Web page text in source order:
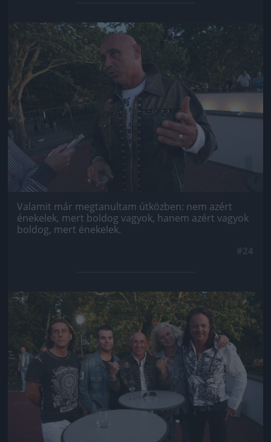
Jön még kép!
Valamit már megtanultam útközben: nem azért
énekelek, mert boldog vagyok, hanem azért vagyok
boldog, mert énekelek.
Jön még kép!